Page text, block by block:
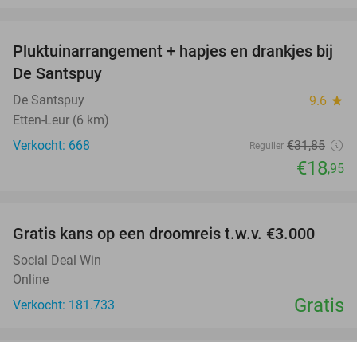
41%
Pluktuinarrangement + hapjes en drankjes bij
De Santspuy
De Santspuy 9.6 star
Etten-Leur (6 km)
Verkocht: 668
Regulier €31,85
€18,95
Gratis kans op een droomreis t.w.v. €3.000
Social Deal Win
Online
Verkocht: 181.733
Gratis